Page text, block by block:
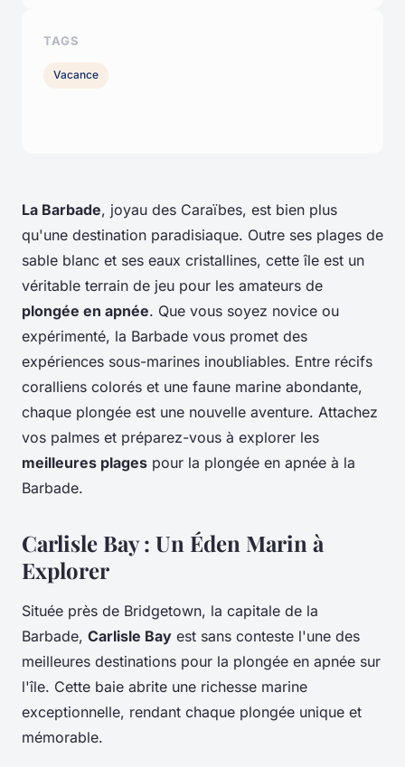
La Barbade, joyau des Caraïbes, est bien plus
qu'une destination paradisiaque. Outre ses plages de
sable blanc et ses eaux cristallines, cette île est un
véritable terrain de jeu pour les amateurs de
plongée en apnée. Que vous soyez novice ou
expérimenté, la Barbade vous promet des
expériences sous-marines inoubliables. Entre récifs
coralliens colorés et une faune marine abondante,
chaque plongée est une nouvelle aventure. Attachez
vos palmes et préparez-vous à explorer les
meilleures plages pour la plongée en apnée à la
Barbade.
Carlisle Bay : Un Éden Marin à
Explorer
Située près de Bridgetown, la capitale de la
Barbade, Carlisle Bay est sans conteste l'une des
meilleures destinations pour la plongée en apnée sur
l'île. Cette baie abrite une richesse marine
exceptionnelle, rendant chaque plongée unique et
mémorable.
TAGS
Vacance